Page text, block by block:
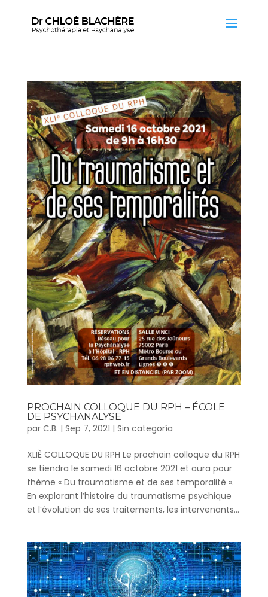
PROCHAIN COLLOQUE DU RPH – ÉCOLE
DE PSYCHANALYSE
par C.B. | Sep 7, 2021 | Sin categoría
XLIÈ COLLOQUE DU RPH Le prochain colloque du RPH
se tiendra le samedi 16 octobre 2021 et aura pour
thème « Du traumatisme et de ses temporalité ».
En explorant l’histoire du traumatisme psychique
et l’évolution de ses traitements, les intervenants...